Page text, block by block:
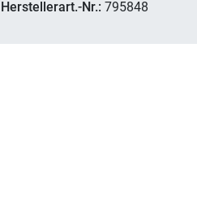
Herstellerart.-Nr.: 795848